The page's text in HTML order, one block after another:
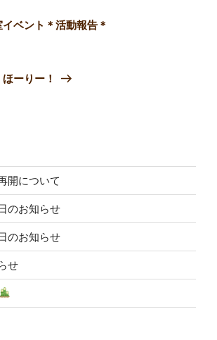
ベント＊活動報告＊
ーりー！
開について
のお知らせ
のお知らせ
せ